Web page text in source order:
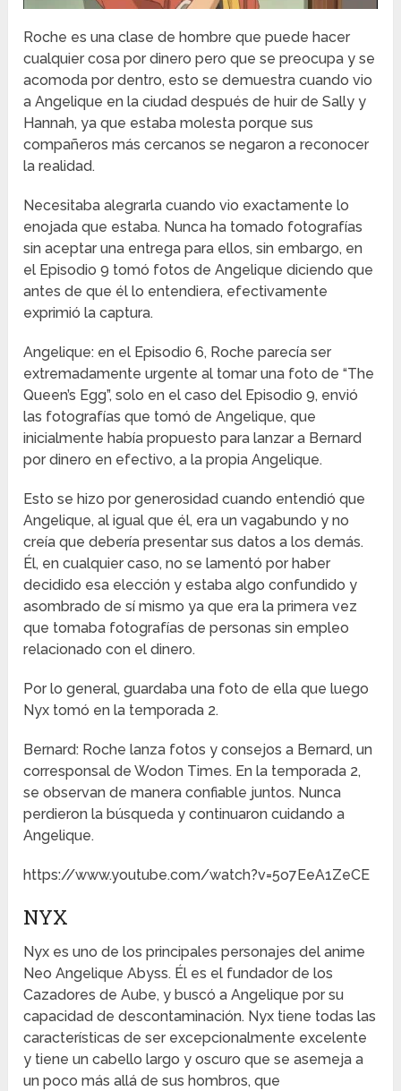
Roche es una clase de hombre que puede hacer
cualquier cosa por dinero pero que se preocupa y se
acomoda por dentro, esto se demuestra cuando vio
a Angelique en la ciudad después de huir de Sally y
Hannah, ya que estaba molesta porque sus
compañeros más cercanos se negaron a reconocer
la realidad.
Necesitaba alegrarla cuando vio exactamente lo
enojada que estaba. Nunca ha tomado fotografías
sin aceptar una entrega para ellos, sin embargo, en
el Episodio 9 tomó fotos de Angelique diciendo que
antes de que él lo entendiera, efectivamente
exprimió la captura.
Angelique: en el Episodio 6, Roche parecía ser
extremadamente urgente al tomar una foto de “The
Queen’s Egg”, solo en el caso del Episodio 9, envió
las fotografías que tomó de Angelique, que
inicialmente había propuesto para lanzar a Bernard
por dinero en efectivo, a la propia Angelique.
Esto se hizo por generosidad cuando entendió que
Angelique, al igual que él, era un vagabundo y no
creía que debería presentar sus datos a los demás.
Él, en cualquier caso, no se lamentó por haber
decidido esa elección y estaba algo confundido y
asombrado de sí mismo ya que era la primera vez
que tomaba fotografías de personas sin empleo
relacionado con el dinero.
Por lo general, guardaba una foto de ella que luego
Nyx tomó en la temporada 2.
Bernard: Roche lanza fotos y consejos a Bernard, un
corresponsal de Wodon Times. En la temporada 2,
se observan de manera confiable juntos. Nunca
perdieron la búsqueda y continuaron cuidando a
Angelique.
https://www.youtube.com/watch?v=5o7EeA1ZeCE
NYX
Nyx es uno de los principales personajes del anime
Neo Angelique Abyss. Él es el fundador de los
Cazadores de Aube, y buscó a Angelique por su
capacidad de descontaminación. Nyx tiene todas las
características de ser excepcionalmente excelente
y tiene un cabello largo y oscuro que se asemeja a
un poco más allá de sus hombros, que